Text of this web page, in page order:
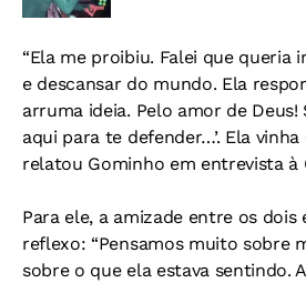
“Ela me proibiu. Falei que queria
e descansar do mundo. Ela
arruma ideia. Pelo amor de Deus!
aqui para te defender…’. Ela vinha
relatou Gominho em entrevista à
Para ele, a amizade entre os dois
reflexo:“Pensamos muito sobre
sobre o que ela estava sentindo.